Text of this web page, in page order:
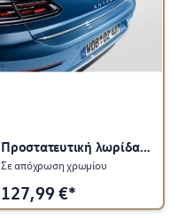
Προστατευτική λωρίδα για πίσω καπό
Σε απόχρωση χρωμίου
127,99€*